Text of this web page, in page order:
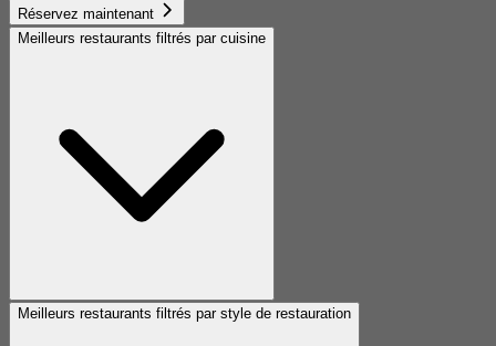
Réservez maintenant
Meilleurs restaurants filtrés par cuisine
Meilleurs restaurants filtrés par style de restauration